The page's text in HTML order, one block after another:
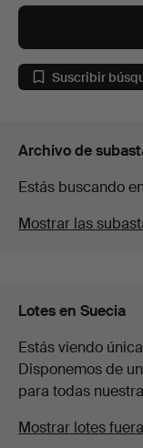
Suscribir
Archivo de
Estás buscando
Mostrar las
Lotes en Suecia
Estás viendo
Disponemos de
para todas
Mostrar lotes